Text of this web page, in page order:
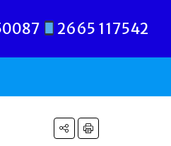
2665 117542